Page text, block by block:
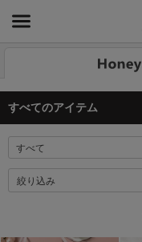
すべてのアイテム
絞り込み